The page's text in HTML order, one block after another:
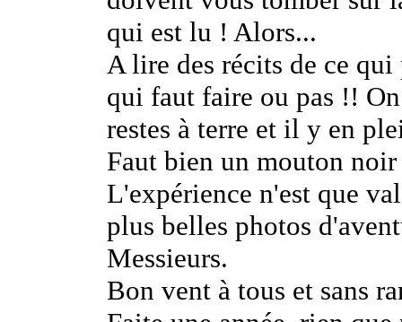
qui est lu ! Alors...
A lire des récits de ce
qui faut faire ou pas !!
restes à terre et il y en
Faut bien un mouton
L'expérience n'est que
plus belles photos
Messieurs.
Bon vent à tous et sans